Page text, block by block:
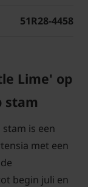
51R28-4458
Lime' op
stam
is een
met een
begin juli en